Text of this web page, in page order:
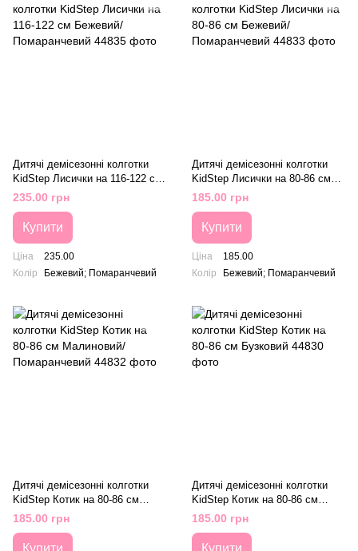
Дитячі демісезонні колготки
KidStep Лисички на 116-122 см
Бежевий/ Помаранчевий
235.00 грн
Купити
Ціна
235.00
Колір
Бежевий; Помаранчевий
Дитячі демісезонні колготки
KidStep Лисички на 80-86 см
Бежевий/ Помаранчевий
185.00 грн
Купити
Ціна
185.00
Колір
Бежевий; Помаранчевий
Дитячі демісезонні колготки
KidStep Котик на 80-86 см
Малиновий/ Помаранчевий
185.00 грн
Купити
Дитячі демісезонні колготки
KidStep Котик на 80-86 см
Бузковий
185.00 грн
Купити